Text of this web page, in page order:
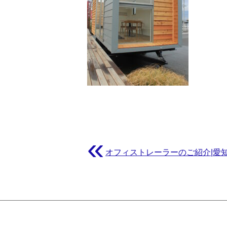
« オフィストレーラーのご紹介|愛